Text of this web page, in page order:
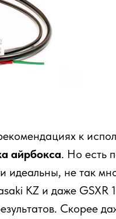
к
айрбокса. Но есть
идеальны, не так
KZ и даже GSXR
Скорее